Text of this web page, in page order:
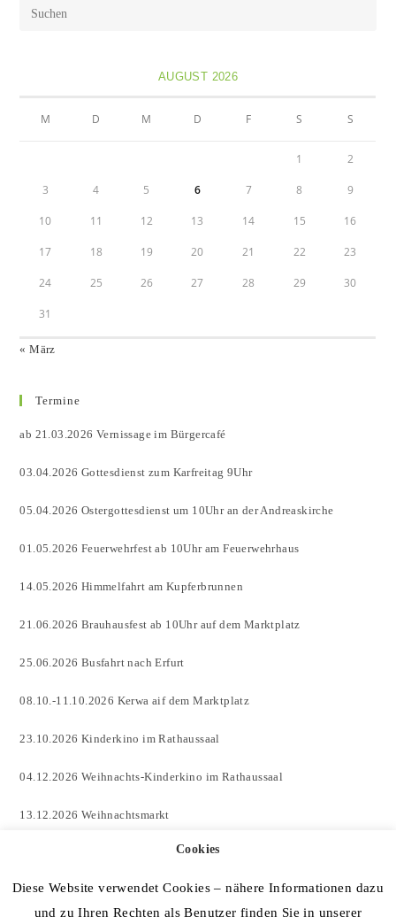
AUGUST 2026
M D M D F S S
1 2
3 4 5 6 7 8 9
10 11 12 13 14 15 16
17 18 19 20 21 22 23
24 25 26 27 28 29 30
31
« März
Termine
ab 21.03.2026 Vernissage im Bürgercafé
03.04.2026 Gottesdienst zum Karfreitag 9Uhr
05.04.2026 Ostergottesdienst um 10Uhr an der Andreaskirche
01.05.2026 Feuerwehrfest ab 10Uhr am Feuerwehrhaus
14.05.2026 Himmelfahrt am Kupferbrunnen
21.06.2026 Brauhausfest ab 10Uhr auf dem Marktplatz
25.06.2026 Busfahrt nach Erfurt
08.10.-11.10.2026 Kerwa aif dem Marktplatz
23.10.2026 Kinderkino im Rathaussaal
04.12.2026 Weihnachts-Kinderkino im Rathaussaal
13.12.2026 Weihnachtsmarkt
sowie weitere Termine in der Event-Werkstatt und im Bürgercafé
Cookies
Diese Website verwendet Cookies – nähere Informationen dazu
und zu Ihren Rechten als Benutzer finden Sie in unserer